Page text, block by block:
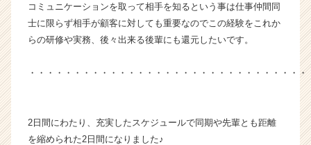
a
r
e
コミュニケーションを取って相手を知るという事は仕事仲間同
士に限らず相手が顧客に対しても重要なのでこの経験をこれか
らの研修や実務、後々出来る後輩にも還元したいです。
・・・・・・・・・・・・・・・・・・・・・・・・・・・・・・
2日間にわたり、充実したスケジュールで同期や先輩とも距離
を縮められた2日間になりました♪